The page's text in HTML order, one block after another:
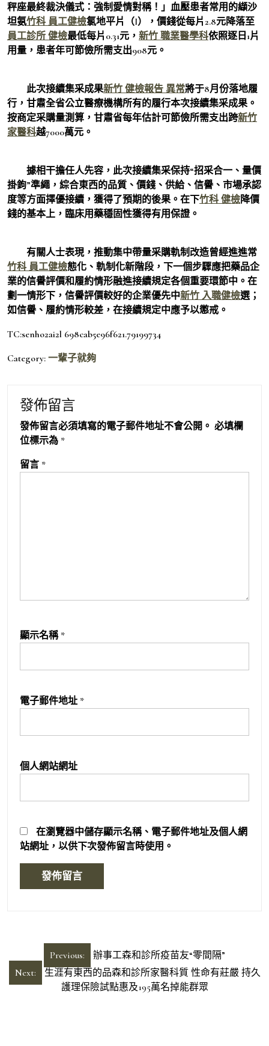
秤座最終裁決儀式：強制愛情對稱！」血壓患者常用的纈沙
坦氨竹科 員工健檢氯地平片（I），價錢從每片2.8元降落至
員工診所 健檢最低每片0.31元， 新竹 職業醫學科依照逐日1片
用量，患者年可節儉所需支出908元。
此次接續集采成果新竹 健檢報告 異常將于8月份落地履
行，甘肅全省公立醫療機構所有的履行本次接續集采成果。
按商定采購量測算，甘肅省每年估計可節儉所需支出跨新竹
家醫科越7000萬元。
據相干擔任人先容，此次接續集采保持“招采合一、量價
掛鉤”準繩，綜合東西的品質、價錢、供給、信譽、市場承認
度等方面擇優接續，獲得了預期的後果。在下竹科 健檢降價
錢的基本上，臨床用藥穩固性獲得有用保證。
有關人士表現，推動集中帶量采購軌制改造曾經進進常
竹科 員工健檢態化、軌制化新階段，下一個步驟應把藥品企
業的信譽評價和履約情形融進接續規定各個重要環節中。在
劃一情形下，信譽評價較好的企業優先中新竹 入職健檢選；
如信譽、履約情形較差，在接續規定中應予以懲戒。
TC:senho2ai2l 698cab5e96f621.79199734
Category: 一輩子就夠
發佈留言
發佈留言必須填寫的電子郵件地址不會公開。 必填欄
位標示為 *
留言 *
顯示名稱 *
電子郵件地址 *
個人網站網址
在瀏覽器中儲存顯示名稱、電子郵件地址及個人網
站網址，以供下次發佈留言時使用。
章
導
Previous:
辦事工森和診所疫苗友“零間隔”
Next:
生涯有東西的品森和診所家醫科質 性命有莊嚴 持久
護理保險試點惠及195萬名掉能群眾